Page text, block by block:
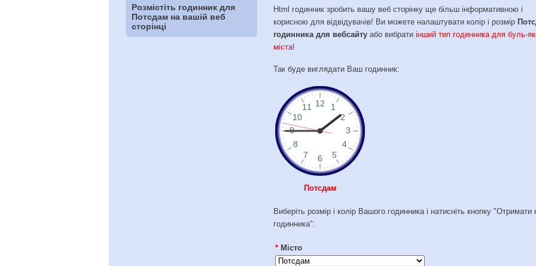
Розмістіть годинник для
Потсдам на вашій веб
сторінці
Html годинник зробить вашу веб сторінку ще більш інформативною і
корисною для відвідувачів! Ви можете налаштувати колір і розмір
годинника для вебсайту або вибратиінший тип годинника для буль-
міста!
Так буде виглядати Ваш годинник:
Потсдам
Виберіть розмір і колір Вашого годинника і натисніть кнопку "Отримати
годинника":
* Місто